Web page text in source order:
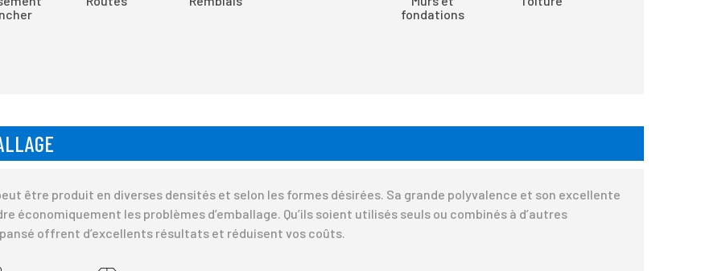
fondations
être produit en diverses densités et selon les formes désirées. Sa grande polyvalence et son excellente
économiquement les problèmes d’emballage. Qu’ils soient utilisés seuls ou combinés à d’autres
offrent d’excellents résultats et réduisent vos coûts.